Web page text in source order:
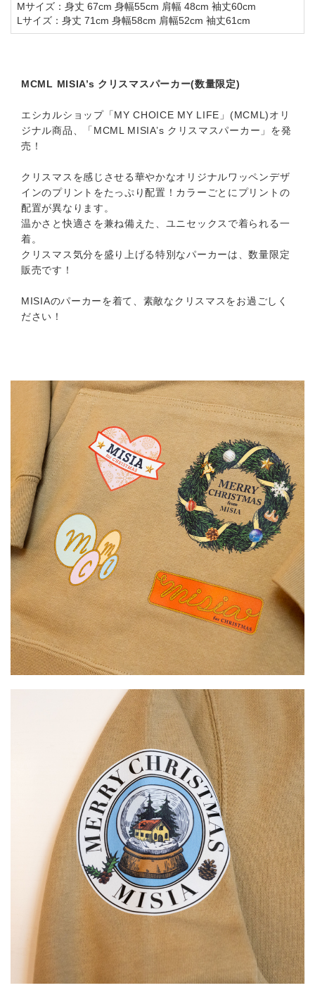
Mサイズ：身丈 67cm 身幅55cm 肩幅 48cm 袖丈60cm
Lサイズ：身丈 71cm 身幅58cm 肩幅52cm 袖丈61cm
MCML MISIA’s クリスマスパーカー(数量限定)
エシカルショップ「MY CHOICE MY LIFE」(MCML)オリ
ジナル商品、「MCML MISIA’s クリスマスパーカー」を発
売！
クリスマスを感じさせる華やかなオリジナルワッペンデザ
インのプリントをたっぷり配置！カラーごとにプリントの
配置が異なります。
温かさと快適さを兼ね備えた、ユニセックスで着られる一
着。
クリスマス気分を盛り上げる特別なパーカーは、数量限定
販売です！
MISIAのパーカーを着て、素敵なクリスマスをお過ごしく
ださい！